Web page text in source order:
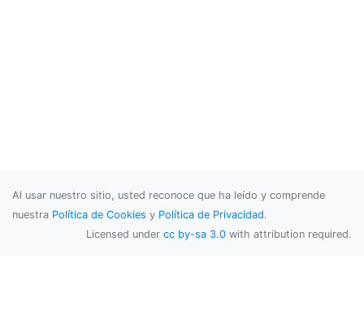
Al usar nuestro sitio, usted reconoce que ha leído y comprende
nuestra Política de Cookies y Política de Privacidad.
Licensed under cc by-sa 3.0 with attribution required.